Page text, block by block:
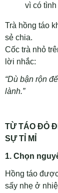
vì có tình
Trà hồng táo
sẻ chia.
Cốc trà nhỏ
lời nhắc:
“Dù bận rộn
lành.”
TỪ TÁO ĐỎ
SỰ TỈ MỈ
1. Chọn
Hồng táo
sấy nhẹ ở